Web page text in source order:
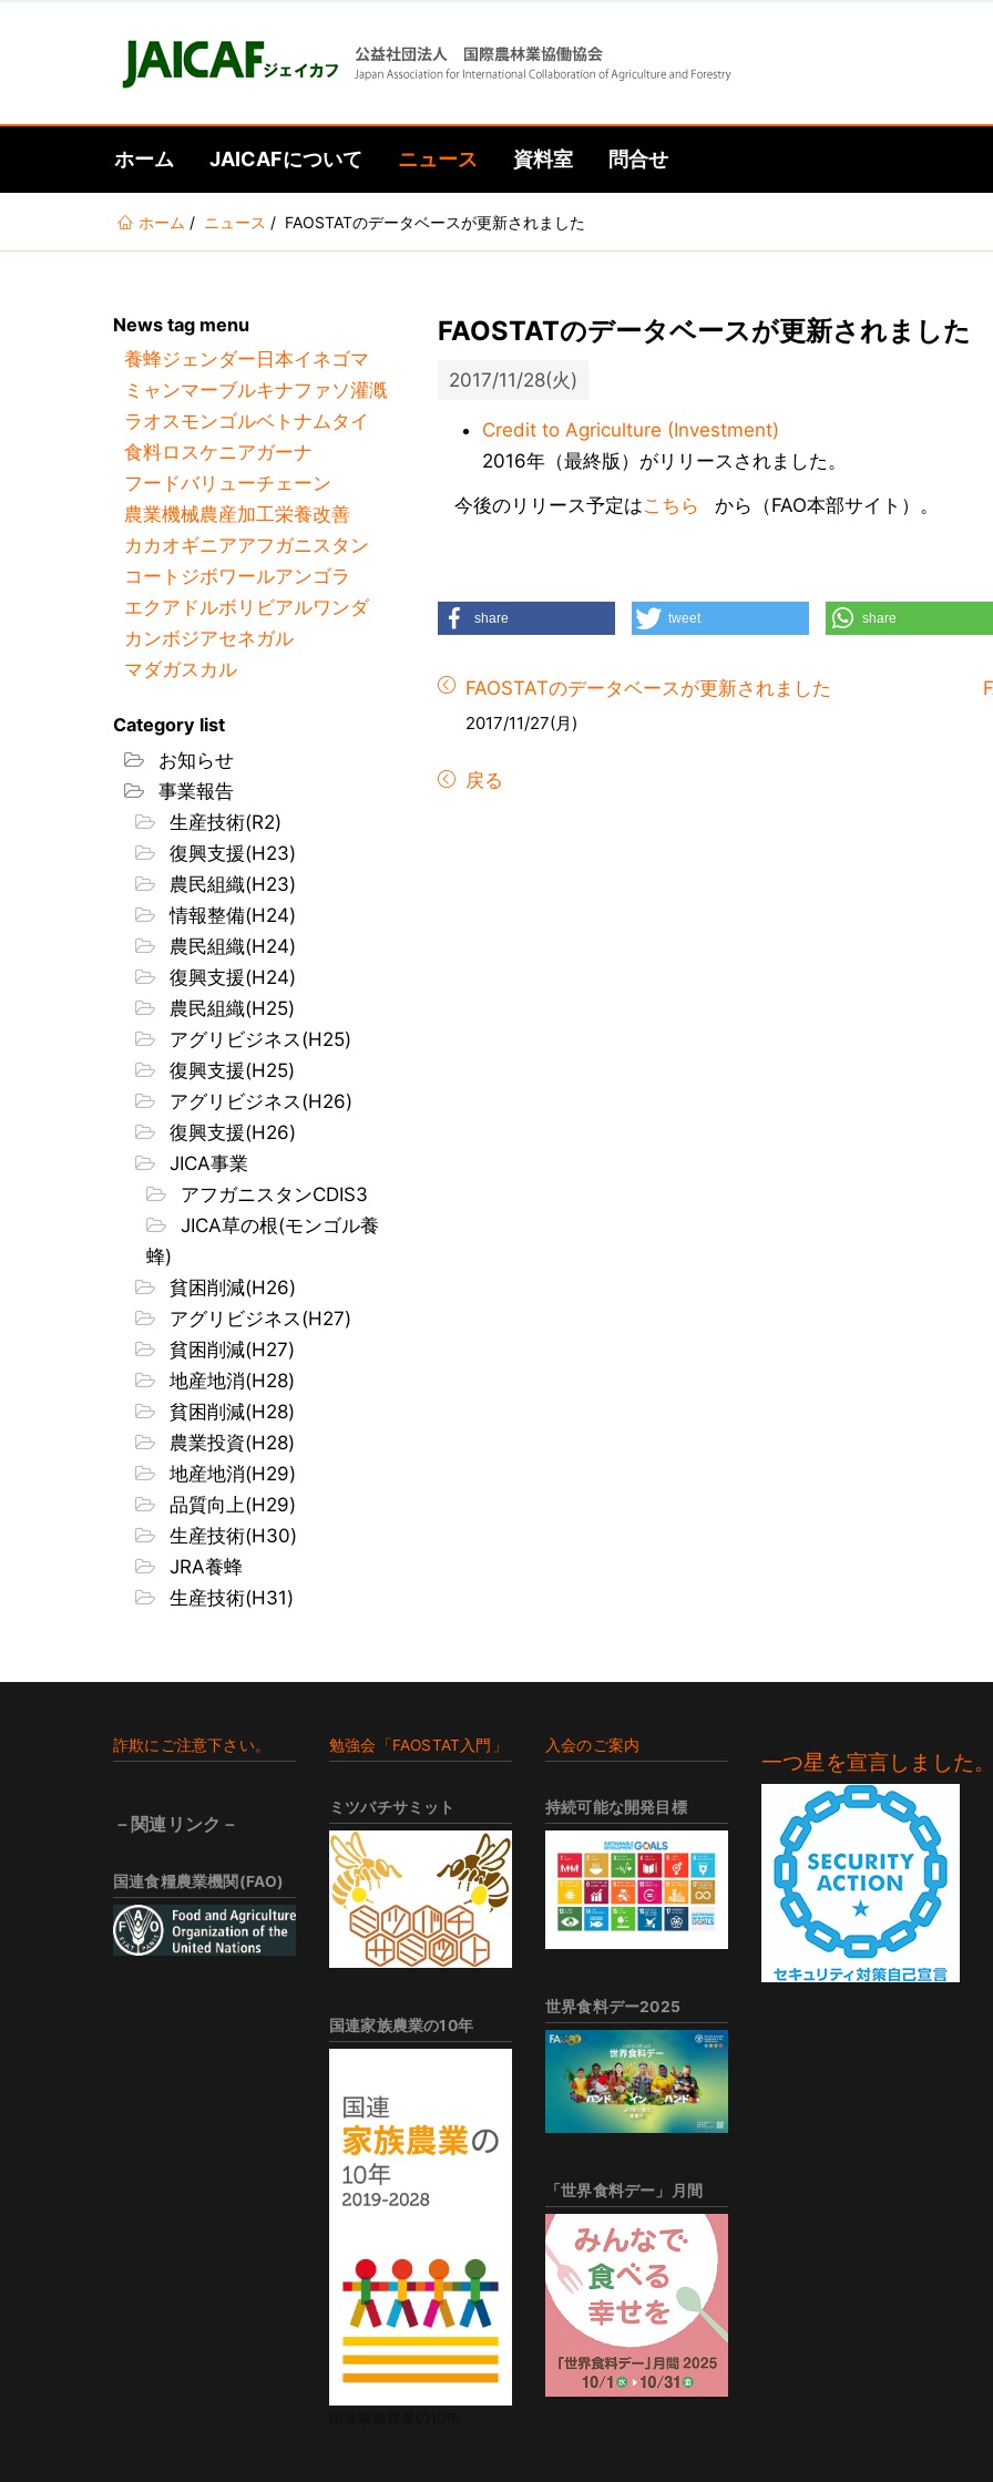
ホーム JAICAFについて ニュース 資料室 問合せ
ホーム ニュース FAOSTATのデータベースが更新されました
News tag menu
養蜂ジェンダー 日本イネゴマ
ミャンマーブルキナファソ灌漑
ラオスモンゴルベトナムタイ
食料ロスケニアガーナ
フードバリューチェーン
農業機械農産加工栄養改善
カカオギニアアフガニスタン
コートジボワールアンゴラ
エクアドルボリビアルワンダ
カンボジアセネガル
マダガスカル
Category list
お知らせ
事業報告
生産技術(R2)
復興支援(H23)
農民組織(H23)
情報整備(H24)
農民組織(H24)
復興支援(H24)
農民組織(H25)
アグリビジネス(H25)
復興支援(H25)
アグリビジネス(H26)
復興支援(H26)
JICA事業
アフガニスタンCDIS3
JICA草の根(モンゴル養
蜂)
貧困削減(H26)
アグリビジネス(H27)
貧困削減(H27)
地産地消(H28)
貧困削減(H28)
農業投資(H28)
地産地消(H29)
品質向上(H29)
生産技術(H30)
JRA養蜂
生産技術(H31)
FAOSTATのデータベースが更新されました
2017/11/28(火)
Credit to Agriculture (Investment)
2016年（最終版）がリリースされました。
今後のリリース予定はこちら から（FAO本部サイト）。
share tweet share
FAOSTATのデータベースが更新されました
2017/11/27(月)
戻る
詐欺にご注意下さい。
－関連リンク－
国連食糧農業機関(FAO)
勉強会「FAOSTAT入門」
ミツバチサミット
国連家族農業の10年
入会のご案内
持続可能な開発目標
世界食料デー2025
「世界食料デー」月間
一つ星を宣言しました